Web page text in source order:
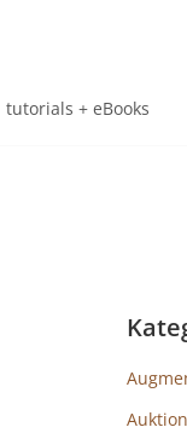
tutorials + eBooks